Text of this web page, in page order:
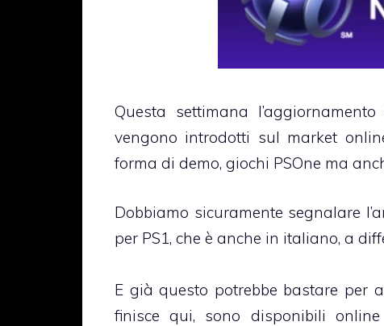
Questa settimana
vengono introdotti sul market
forma di demo, giochi PSOne ma
Dobbiamo sicuramente segnalare
per PS1, che è anche in italiano, a
E già questo potrebbe bastare per
finisce qui, sono disponibili